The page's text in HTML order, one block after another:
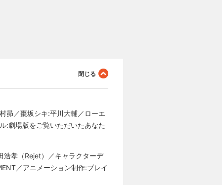
昴／棗坂シキ:平川大輔／ローエ
:劇場版をご覧いただいたあなた
浩孝（Rejet）／キャラクターデ
／アニメーション制作:ブレイ